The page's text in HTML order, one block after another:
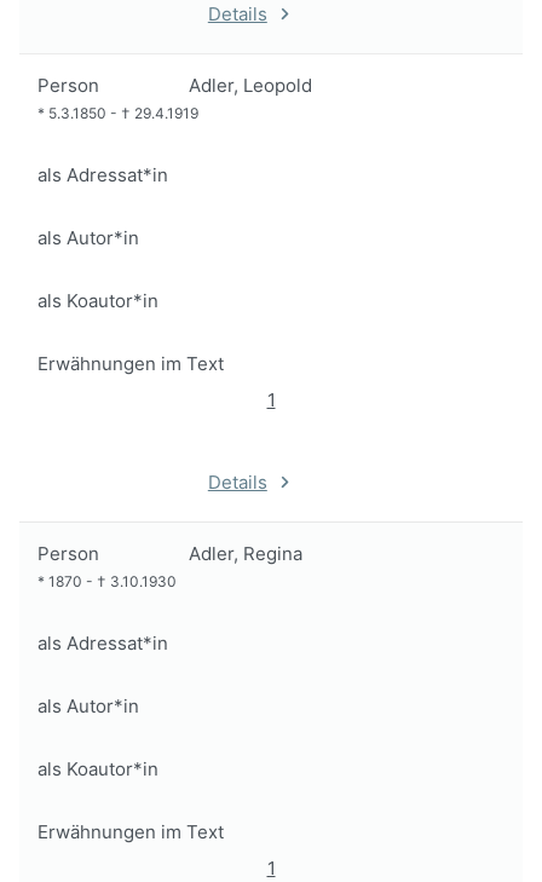
Details
Person Adler, Leopold
* 5.3.1850 - † 29.4.1919
als Adressat*in
als Autor*in
als Koautor*in
Erwähnungen im Text
1
Details
Person Adler, Regina
* 1870 - † 3.10.1930
als Adressat*in
als Autor*in
als Koautor*in
Erwähnungen im Text
1